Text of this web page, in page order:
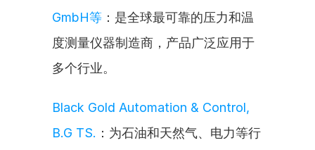
GmbH等 ：是全球最可靠的压力和温
度测量仪器制造商，产品广泛应用于
多个行业。
Black Gold Automation & Control,
B.G TS. ：为石油和天然气、电力等行